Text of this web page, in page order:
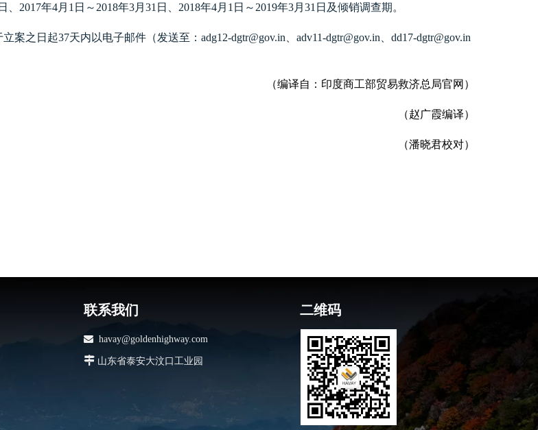
日、 2017年4月 1 日～ 2018年3月 31 日、 2018年4月 1 日～ 2019年3月 31 日及倾销调查期。
立案之日起37天内以电子邮件（发送至： adg12-dgtr@gov.in adv11-dgtr@gov.in
dd17-dgtr@gov.in
（编译自：印度商工部贸易救济总局官网）
（赵广霞编译）
（潘晓君校对）
联系我们
 havay@goldenhighway.com
 山东省泰安大汶口工业园
二维码